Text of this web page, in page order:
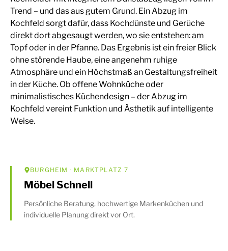
Trend – und das aus gutem Grund. Ein Abzug im
Kochfeld sorgt dafür, dass Kochdünste und Gerüche
direkt dort abgesaugt werden, wo sie entstehen: am
Topf oder in der Pfanne. Das Ergebnis ist ein freier Blick
ohne störende Haube, eine angenehm ruhige
Atmosphäre und ein Höchstmaß an Gestaltungsfreiheit
in der Küche. Ob offene Wohnküche oder
minimalistisches Küchendesign – der Abzug im
Kochfeld vereint Funktion und Ästhetik auf intelligente
Weise.
BURGHEIM · MARKTPLATZ 7
Möbel Schnell
Persönliche Beratung, hochwertige Markenküchen und
individuelle Planung direkt vor Ort.